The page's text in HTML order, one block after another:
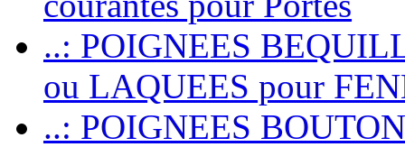
..: POIGNEES
ou LAQUEES pour
..: POIGNEES